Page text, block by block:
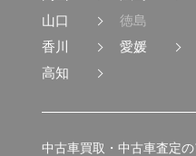
山口
徳島
香川
愛媛
高知
中古車買取・中古車査定